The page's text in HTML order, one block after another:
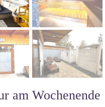
am Wochenende